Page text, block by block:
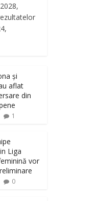
și
aflat
din
1
Liga
vor
0